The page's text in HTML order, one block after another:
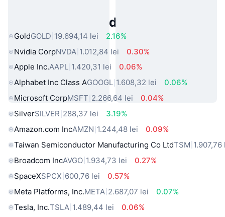
Active Populare din Lumea Reală
GoldGOLD 19.694,14 lei
2.16%
Nvidia CorpNVDA 1.012,84 lei
0.30%
Apple Inc.AAPL 1.420,31 lei
0.06%
Alphabet Inc Class AGOOGL 1.608,32 lei
0.06%
Microsoft CorpMSFT 2.266,64 lei
0.04%
SilverSILVER 288,37 lei
3.19%
Amazon.com IncAMZN 1.244,48 lei
0.09%
Taiwan Semiconductor Manufacturing Co LtdTSM 1.907,76
Broadcom IncAVGO 1.934,73 lei
0.27%
SpaceXSPCX 600,76 lei
0.57%
Meta Platforms, Inc.META 2.687,07 lei
0.07%
Tesla, Inc.TSLA 1.489,44 lei
0.06%